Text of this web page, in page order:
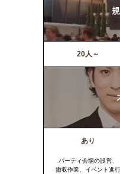
20人～
あり
パーティ会場の設営、
撤収作業、イベント進行